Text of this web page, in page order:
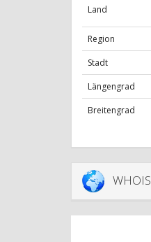
Land
Region
Stadt
Längengrad
Breitengrad
WHOIS